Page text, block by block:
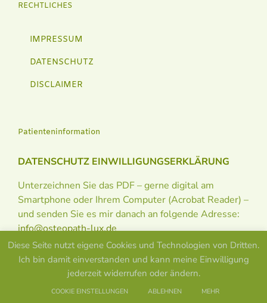
RECHTLICHES
IMPRESSUM
DATENSCHUTZ
DISCLAIMER
Patienteninformation
DATENSCHUTZ EINWILLIGUNGSERKLÄRUNG
Unterzeichnen Sie das PDF – gerne digital am
Smartphone oder Ihrem Computer (Acrobat Reader) –
und senden Sie es mir danach an folgende Adresse:
info@osteopath-lux.de
Diese Seite nutzt eigene Cookies und Technologien von Dritten.
Ich bin damit einverstanden und kann meine Einwilligung
jederzeit widerrufen oder ändern.
COOKIE EINSTELLUNGEN ABLEHNEN MEHR